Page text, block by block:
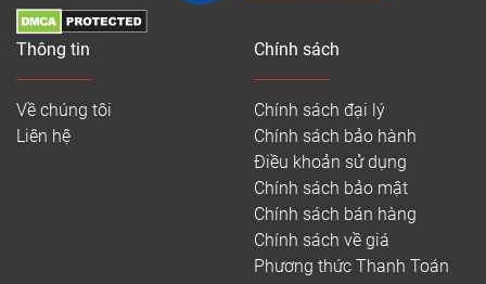
Thông tin
Về chúng tôi
Liên hệ
Chính sách
Chính sách đại lý
Chính sách bảo hành
Điều khoản sử dụng
Chính sách bảo mật
Chính sách bán hàng
Chính sách về giá
Phương thức Thanh Toán